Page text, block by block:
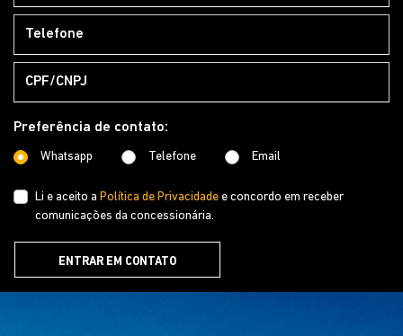
Preferência de contato:
Whatsapp Telefone Email
Li e aceito a Política de Privacidade e concordo em receber
comunicações da concessionária.
ENTRAR EM CONTATO